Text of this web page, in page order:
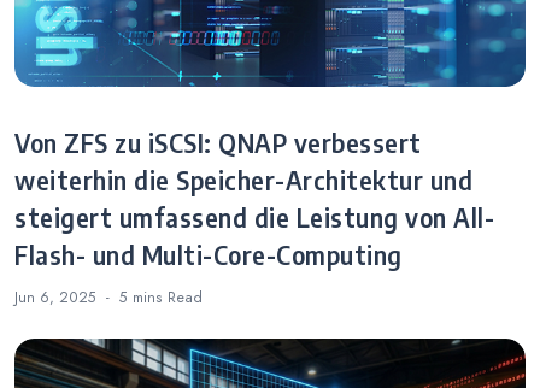
Von ZFS zu iSCSI: QNAP verbessert
weiterhin die Speicher-Architektur und
steigert umfassend die Leistung von All-
Flash- und Multi-Core-Computing
Jun 6, 2025 5 mins Read